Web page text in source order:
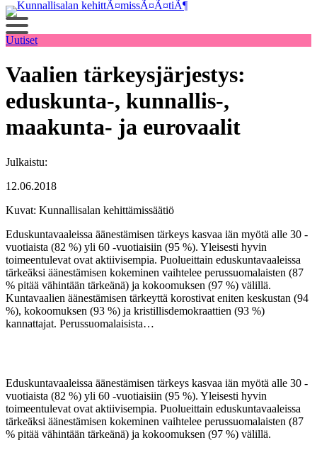
Siirry
sisältöön
Uutiset
Vaalien tärkeysjärjestys:
eduskunta-, kunnallis-,
maakunta- ja eurovaalit
Julkaistu:
12.06.2018
Kuvat: Kunnallisalan kehittämissäätiö
Eduskuntavaaleissa äänestämisen tärkeys kasvaa iän myötä alle 30 -
vuotiaista (82 %) yli 60 -vuotiaisiin (95 %). Yleisesti hyvin
toimeentulevat ovat aktiivisempia. Puolueittain eduskuntavaaleissa
tärkeäksi äänestämisen kokeminen vaihtelee perussuomalaisten (87
% pitää vähintään tärkeänä) ja kokoomuksen (97 %) välillä.
Kuntavaalien äänestämisen tärkeyttä korostivat eniten keskustan (94
%), kokoomuksen (93 %) ja kristillisdemokraattien (93 %)
kannattajat. Perussuomalaisista…
Eduskuntavaaleissa äänestämisen tärkeys kasvaa iän myötä alle 30 -
vuotiaista (82 %) yli 60 -vuotiaisiin (95 %). Yleisesti hyvin
toimeentulevat ovat aktiivisempia. Puolueittain eduskuntavaaleissa
tärkeäksi äänestämisen kokeminen vaihtelee perussuomalaisten (87
% pitää vähintään tärkeänä) ja kokoomuksen (97 %) välillä.